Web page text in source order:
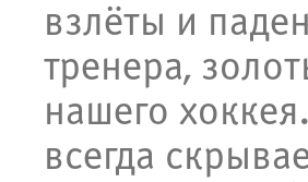
взлёты и
тренера,
нашего
всегда